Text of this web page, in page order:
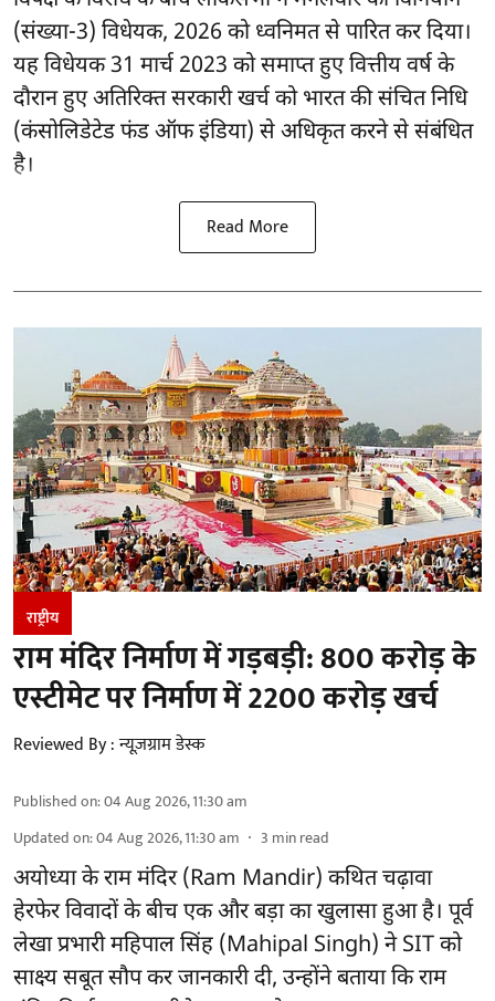
(संख्या-3) विधेयक, 2026 को ध्वनिमत से पारित कर दिया।
यह विधेयक 31 मार्च 2023 को समाप्त हुए वित्तीय वर्ष के
दौरान हुए अतिरिक्त सरकारी खर्च को भारत की संचित निधि
(कंसोलिडेटेड फंड ऑफ इंडिया) से अधिकृत करने से संबंधित
है।
Read More
राष्ट्रीय
राम मंदिर निर्माण में गड़बड़ी: 800 करोड़ के
एस्टीमेट पर निर्माण में 2200 करोड़ खर्च
Reviewed By :न्यूज़ग्राम डेस्क
Published on:04 Aug 2026, 11:30 am
Updated on:04 Aug 2026, 11:30 am 3 min read
अयोध्या के राम मंदिर(Ram Mandir) कथित चढ़ावा
हेरफेर विवादों के बीच एक और बड़ा का खुलासा हुआ है। पूर्व
लेखा प्रभारी महिपाल सिंह (Mahipal Singh) ने SIT को
साक्ष्य सबूत सौप कर जानकारी दी, उन्होंने बताया कि राम